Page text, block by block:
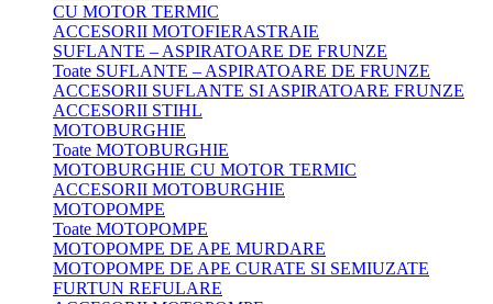
CU MOTOR TERMIC
ACCESORII MOTOFIERASTRAIE
SUFLANTE – ASPIRATOARE DE FRUNZE
Toate SUFLANTE – ASPIRATOARE DE FRUNZE
ACCESORII SUFLANTE SI ASPIRATOARE FRUNZE
ACCESORII STIHL
MOTOBURGHIE
Toate MOTOBURGHIE
MOTOBURGHIE CU MOTOR TERMIC
ACCESORII MOTOBURGHIE
MOTOPOMPE
Toate MOTOPOMPE
MOTOPOMPE DE APE MURDARE
MOTOPOMPE DE APE CURATE SI SEMIUZATE
FURTUN REFULARE